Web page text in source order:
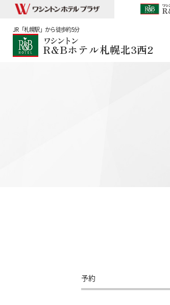
JR「札幌駅」から徒歩約5分
ワシントン
R&Bホテル札幌北3西2
予約